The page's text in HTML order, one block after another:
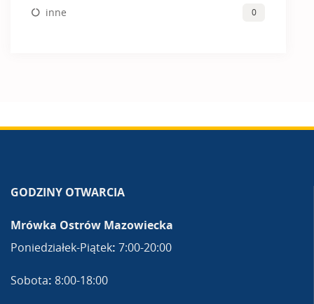
inne 0
GODZINY OTWARCIA
Mrówka Ostrów Mazowiecka
Poniedziałek-Piątek: 7:00-20:00
Sobota: 8:00-18:00